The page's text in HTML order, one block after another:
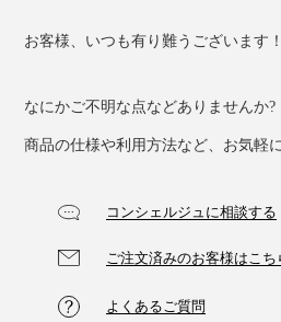
お客様、いつも有り難うございます！
なにかご不明な点などありませんか?
商品の仕様や利用方法など、お気軽
コンシェルジュに相談する
ご注文済みのお客様はこち
よくあるご質問